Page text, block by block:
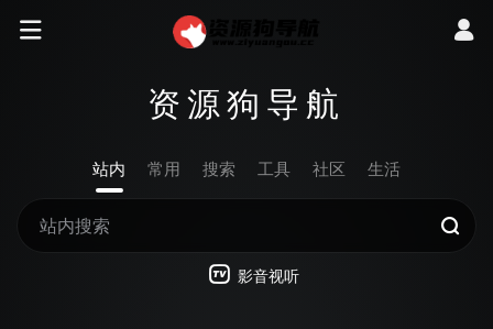
资源狗导航
站内 常用 搜索 工具 社区 生活
影音视听